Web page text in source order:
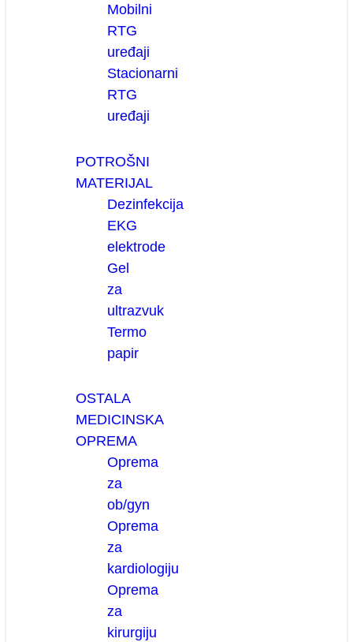
Mobilni
RTG
uređaji
Stacionarni
RTG
uređaji
POTROŠNI
MATERIJAL
Dezinfekcija
EKG
elektrode
Gel
za
ultrazvuk
Termo
papir
OSTALA
MEDICINSKA
OPREMA
Oprema
za
ob/gyn
Oprema
za
kardiologiju
Oprema
za
kirurgiju